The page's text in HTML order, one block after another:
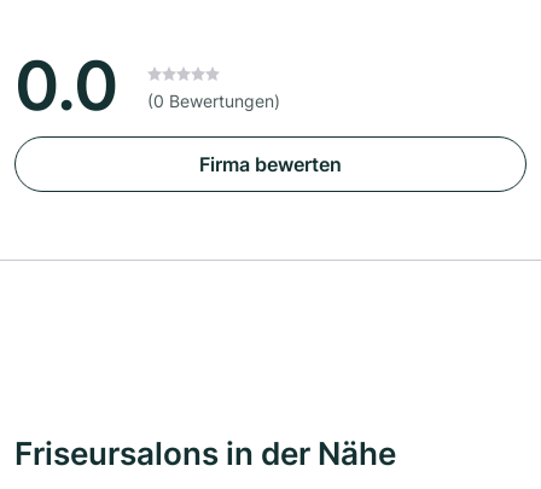
0.0 (0 Bewertungen)
Firma bewerten
Friseursalons in der Nähe